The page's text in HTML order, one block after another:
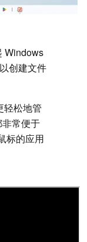
Windows
创建文件
轻松地管
常便于
标的应用